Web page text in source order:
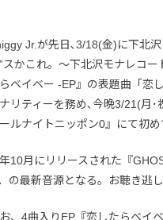
Jr.が先日､3/18(金)に下北
スかこれ。〜下北沢モナレコ
ベイベー -EP』の表題曲「恋
リティーを務め､今晩3/21(月
ルナイトニッポン0』にて初
10月にリリースされた『
の最新音源となる。お聴き逃し
、4曲入りEP『恋したらベイ